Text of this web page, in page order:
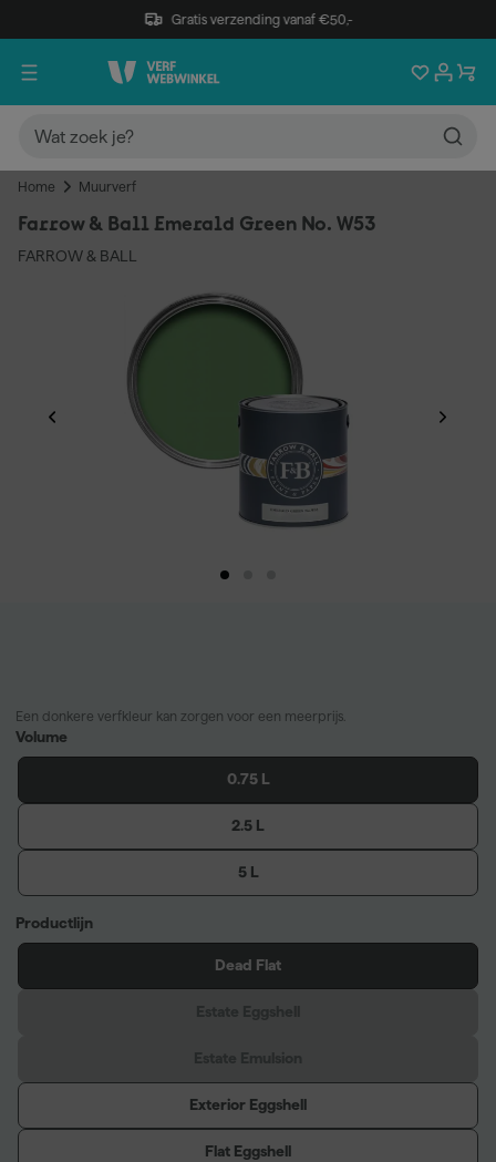
Gratis verzending vanaf €50,-
Home Muurverf
Farrow & Ball Emerald Green No. W53
FARROW & BALL
Een donkere verfkleur kan zorgen voor een meerprijs.
Volume
0.75 L
2.5 L
5 L
Productlijn
Dead Flat
Exterior Eggshell
Flat Eggshell